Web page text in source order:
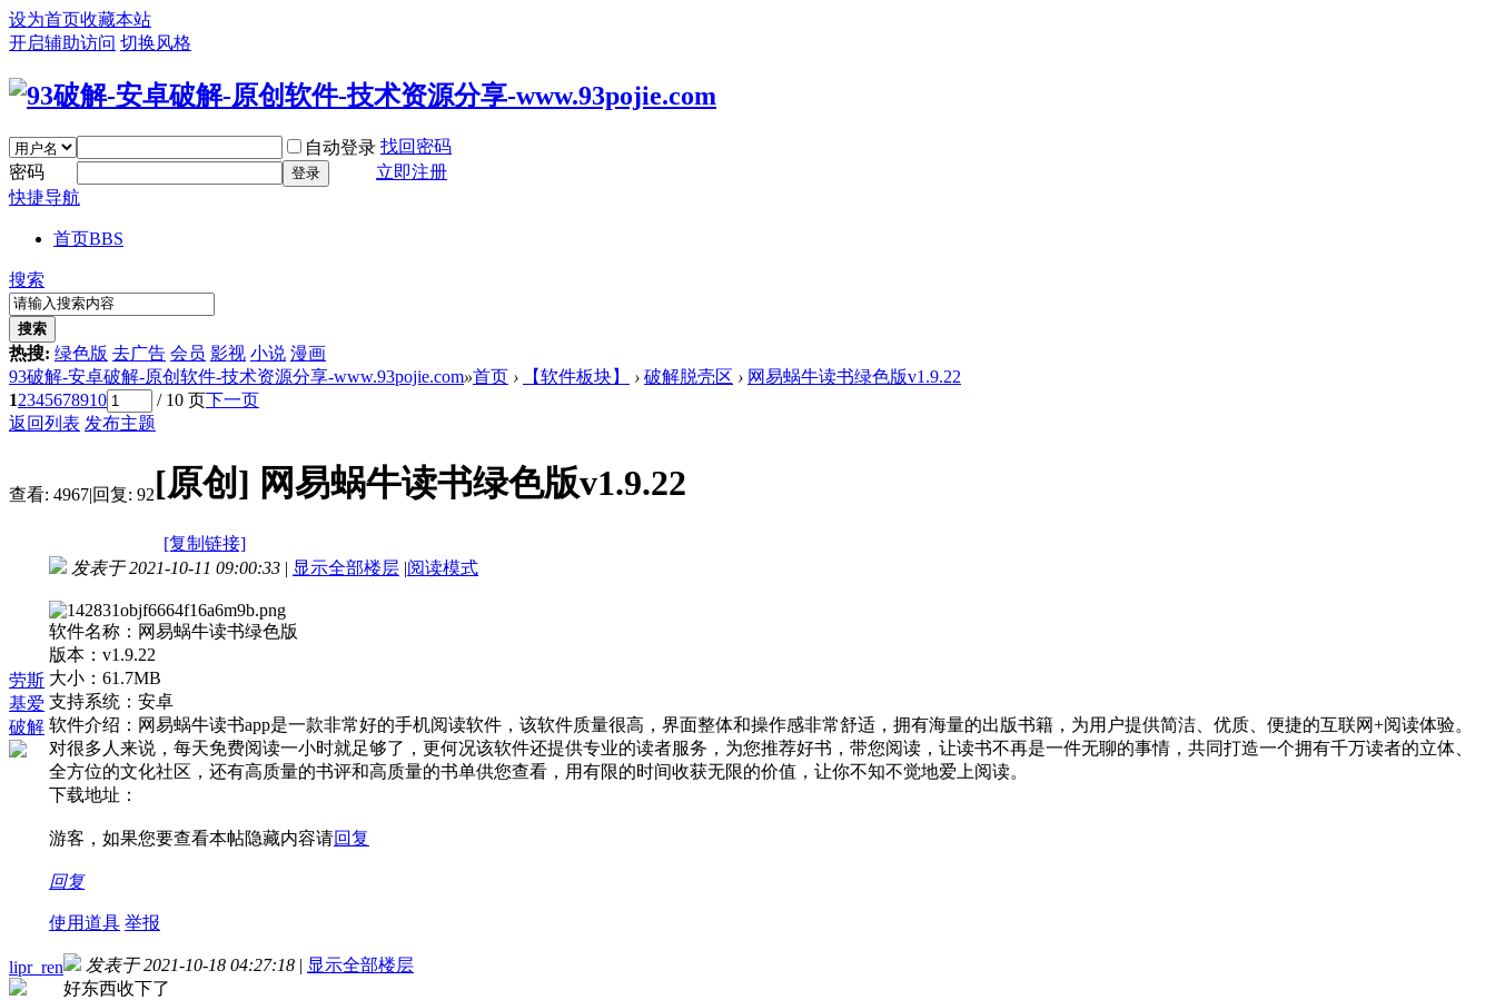
设为首页收藏本站
开启辅助访问 切换风格
自动登录 找回密码
密码
登录
立即注册
快捷导航
首页BBS
搜索
搜索
热搜: 绿色版 去广告 会员 影视 小说 漫画
93破解-安卓破解-原创软件-技术资源分享-www.93pojie.com»首页 › 【软件板块】 › 破解脱壳区 › 网易蜗牛读书绿色版v1.9.22
12345678910 / 10 页下一页
返回列表 发布主题
查看: 4967|回复: 92[原创] 网易蜗牛读书绿色版v1.9.22
[复制链接]
劳斯
基爱
破解
发表于 2021-10-11 09:00:33 | 显示全部楼层 |阅读模式
软件名称：网易蜗牛读书绿色版
版本：v1.9.22
大小：61.7MB
支持系统：安卓
软件介绍：网易蜗牛读书app是一款非常好的手机阅读软件，该软件质量很高，界面整体和操作感非常舒适，拥有海量的出版书籍，为用户提供简洁、优质、便捷的互联网+阅读体验。
对很多人来说，每天免费阅读一小时就足够了，更何况该软件还提供专业的读者服务，为您推荐好书，带您阅读，让读书不再是一件无聊的事情，共同打造一个拥有千万读者的立体、
全方位的文化社区，还有高质量的书评和高质量的书单供您查看，用有限的时间收获无限的价值，让你不知不觉地爱上阅读。
下载地址：
游客，如果您要查看本帖隐藏内容请回复
回复
使用道具 举报
lipr_ren 发表于 2021-10-18 04:27:18 | 显示全部楼层
好东西收下了